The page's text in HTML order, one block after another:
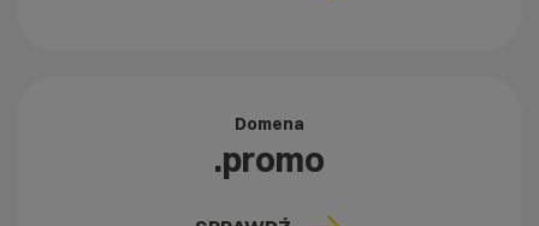
Domena
.promo